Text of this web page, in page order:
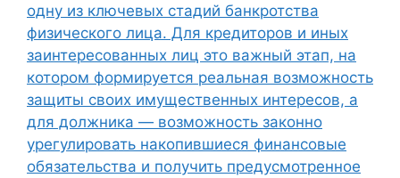
одну из ключевых стадий банкротства
физического лица. Для кредиторов и иных
заинтересованных лиц это важный этап, на
котором формируется реальная возможность
защиты своих имущественных интересов, а
для должника — возможность законно
урегулировать накопившиеся финансовые
обязательства и получить предусмотренное